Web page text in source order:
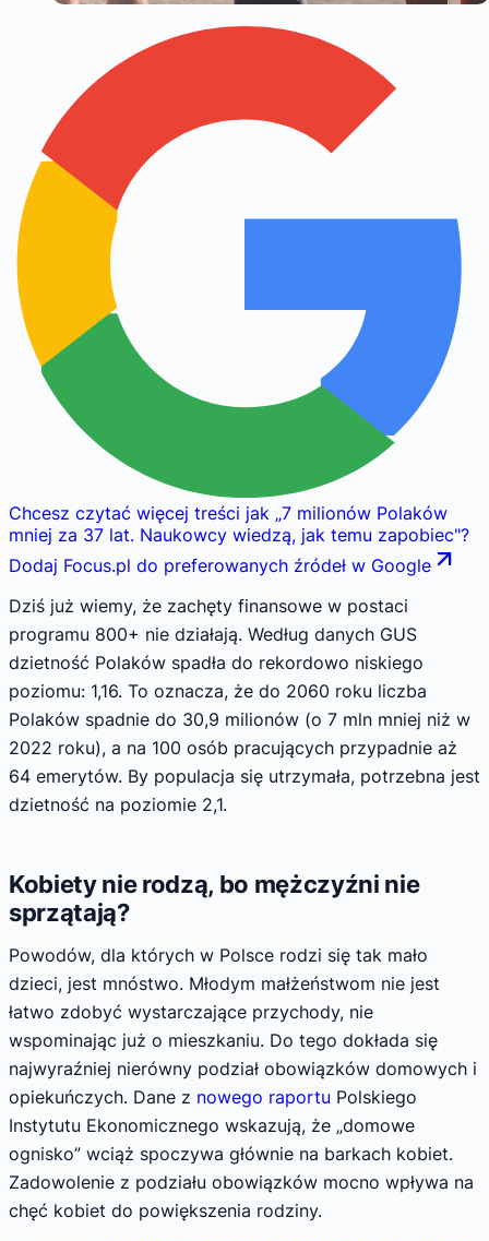
Chcesz czytać więcej treści jak „7 milionów Polaków
mniej za 37 lat. Naukowcy wiedzą, jak temu zapobiec"?
Dodaj Focus.pl do preferowanych źródeł w Google
Dziś już wiemy, że zachęty finansowe w postaci
programu 800+ nie działają. Według danych GUS
dzietność Polaków spadła do rekordowo niskiego
poziomu: 1,16. To oznacza, że do 2060 roku liczba
Polaków spadnie do 30,9 milionów (o 7 mln mniej niż w
2022 roku), a na 100 osób pracujących przypadnie aż
64 emerytów. By populacja się utrzymała, potrzebna jest
dzietność na poziomie 2,1.
Kobiety nie rodzą, bo mężczyźni nie
sprzątają?
Powodów, dla których w Polsce rodzi się tak mało
dzieci, jest mnóstwo. Młodym małżeństwom nie jest
łatwo zdobyć wystarczające przychody, nie
wspominając już o mieszkaniu. Do tego dokłada się
najwyraźniej nierówny podział obowiązków domowych i
opiekuńczych. Dane z nowego raportu Polskiego
Instytutu Ekonomicznego wskazują, że „domowe
ognisko” wciąż spoczywa głównie na barkach kobiet.
Zadowolenie z podziału obowiązków mocno wpływa na
chęć kobiet do powiększenia rodziny.